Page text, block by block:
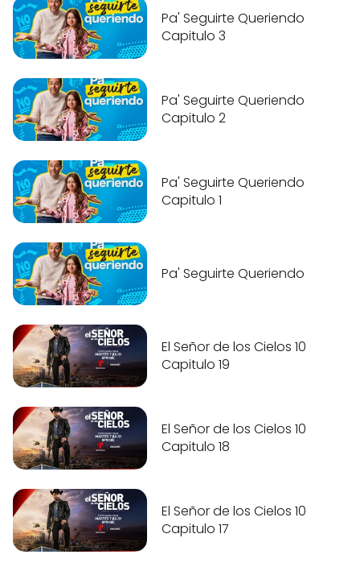
Pa' Seguirte Queriendo
Capitulo 3
Pa' Seguirte Queriendo
Capitulo 2
Pa' Seguirte Queriendo
Capitulo 1
Pa' Seguirte Queriendo
El Señor de los Cielos 10
Capitulo 19
El Señor de los Cielos 10
Capitulo 18
El Señor de los Cielos 10
Capitulo 17